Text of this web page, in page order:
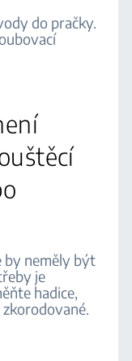
do pračky.
by neměly být
je
hadice,